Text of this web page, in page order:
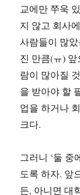
교에만 쭈욱
지 않고 회사
사람들이 많
진 만큼(ㅠ)
람이 많아질
을 받아야 할
업을 하거나
크다.
그러니 ‘둘 중
도록 하자. 앞
든, 아니면 대